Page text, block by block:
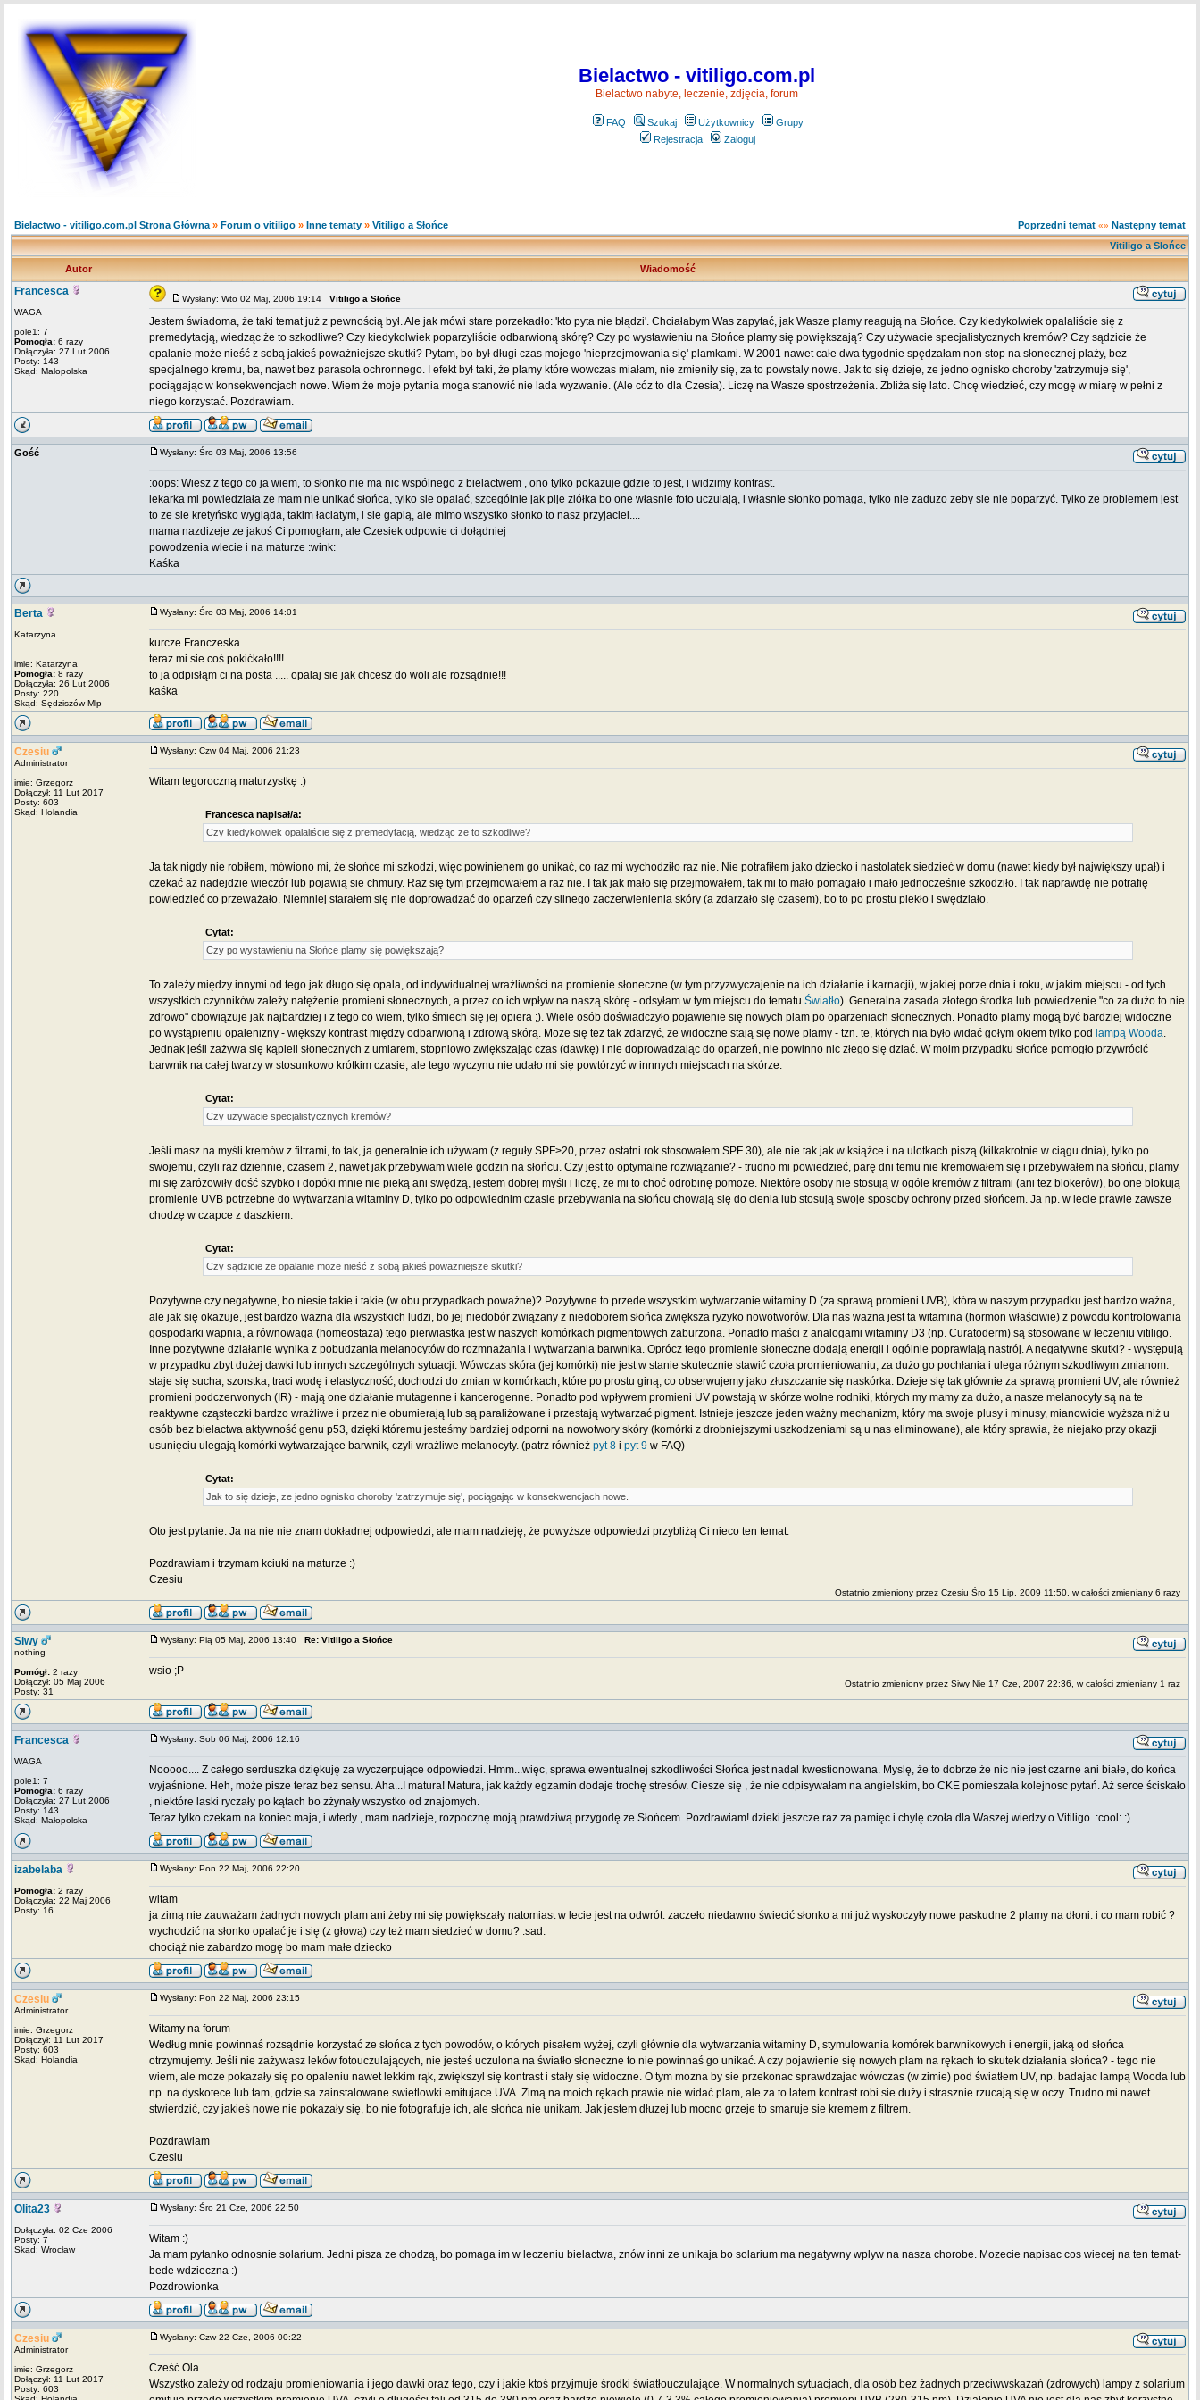
Bielactwo - vitiligo.com.pl
Bielactwo nabyte, leczenie, zdjęcia, forum
FAQ Szukaj Użytkownicy
Grupy
Rejestracja
Zaloguj
Bielactwo - vitiligo.com.pl Strona Główna » Forum o vitiligo » Inne tematy » Vitiligo a Słońce Poprzedni temat «» Następny temat
Vitiligo a Słońce
Autor Wiadomość
Francesca
WAGA
pole1: 7
Pomogła: 6 razy
Dołączyła: 27 Lut 2006
Posty: 143
Skąd: Małopolska
Wysłany: Wto 02 Maj, 2006 19:14 Vitiligo a Słońce
Jestem świadoma, że taki temat już z pewnością był. Ale jak mówi stare porzekadło: 'kto pyta nie błądzi'. Chciałabym Was zapytać, jak Wasze plamy reagują na Słońce. Czy kiedykolwiek opalaliście się z
premedytacją, wiedząc że to szkodliwe? Czy kiedykolwiek poparzyliście odbarwioną skórę? Czy po wystawieniu na Słońce plamy się powiększają? Czy używacie specjalistycznych kremów? Czy sądzicie że
opalanie może nieść z sobą jakieś poważniejsze skutki? Pytam, bo był długi czas mojego 'nieprzejmowania się' plamkami. W 2001 nawet całe dwa tygodnie spędzałam non stop na słonecznej plaży, bez
specjalnego kremu, ba, nawet bez parasola ochronnego. I efekt był taki, że plamy które wowczas miałam, nie zmienily się, za to powstaly nowe. Jak to się dzieje, ze jedno ognisko choroby 'zatrzymuje się',
pociągając w konsekwencjach nowe. Wiem że moje pytania moga stanowić nie lada wyzwanie. (Ale cóz to dla Czesia). Liczę na Wasze spostrzeżenia. Zbliża się lato. Chcę wiedzieć, czy mogę w miarę w pełni z
niego korzystać. Pozdrawiam.
Gość Wysłany: Śro 03 Maj, 2006 13:56
:oops: Wiesz z tego co ja wiem, to słonko nie ma nic wspólnego z bielactwem , ono tylko pokazuje gdzie to jest, i widzimy kontrast.
lekarka mi powiedziała ze mam nie unikać słońca, tylko sie opalać, szcególnie jak pije ziółka bo one własnie foto uczulają, i własnie słonko pomaga, tylko nie zaduzo zeby sie nie poparzyć. Tylko ze problemem jest
to ze sie kretyńsko wygląda, takim łaciatym, i sie gapią, ale mimo wszystko słonko to nasz przyjaciel....
mama nazdizeje ze jakoś Ci pomogłam, ale Czesiek odpowie ci dołądniej
powodzenia wlecie i na maturze :wink:
Kaśka
Berta
Katarzyna
imie: Katarzyna
Pomogła: 8 razy
Dołączyła: 26 Lut 2006
Posty: 220
Skąd: Sędziszów Młp
Wysłany: Śro 03 Maj, 2006 14:01
kurcze Franczeska
teraz mi sie coś pokićkało!!!!
to ja odpisłąm ci na posta ..... opalaj sie jak chcesz do woli ale rozsądnie!!!
kaśka
Czesiu
Administrator
imie: Grzegorz
Dołączył: 11 Lut 2017
Posty: 603
Skąd: Holandia
Wysłany: Czw 04 Maj, 2006 21:23
Witam tegoroczną maturzystkę :)
Francesca napisał/a:
Czy kiedykolwiek opalaliście się z premedytacją, wiedząc że to szkodliwe?
Ja tak nigdy nie robiłem, mówiono mi, że słońce mi szkodzi, więc powinienem go unikać, co raz mi wychodziło raz nie. Nie potrafiłem jako dziecko i nastolatek siedzieć w domu (nawet kiedy był największy upał) i
czekać aż nadejdzie wieczór lub pojawią sie chmury. Raz się tym przejmowałem a raz nie. I tak jak mało się przejmowałem, tak mi to mało pomagało i mało jednocześnie szkodziło. I tak naprawdę nie potrafię
powiedzieć co przeważało. Niemniej starałem się nie doprowadzać do oparzeń czy silnego zaczerwienienia skóry (a zdarzało się czasem), bo to po prostu piekło i swędziało.
Cytat:
Czy po wystawieniu na Słońce plamy się powiększają?
To zależy między innymi od tego jak długo się opala, od indywidualnej wrażliwości na promienie słoneczne (w tym przyzwyczajenie na ich działanie i karnacji), w jakiej porze dnia i roku, w jakim miejscu - od tych
wszystkich czynników zależy natężenie promieni słonecznych, a przez co ich wpływ na naszą skórę - odsyłam w tym miejscu do tematu Światło). Generalna zasada złotego środka lub powiedzenie "co za dużo to nie
zdrowo" obowiązuje jak najbardziej i z tego co wiem, tylko śmiech się jej opiera ;). Wiele osób doświadczyło pojawienie się nowych plam po oparzeniach słonecznych. Ponadto plamy mogą być bardziej widoczne
po wystąpieniu opalenizny - większy kontrast między odbarwioną i zdrową skórą. Może się też tak zdarzyć, że widoczne stają się nowe plamy - tzn. te, których nia było widać gołym okiem tylko pod lampą Wooda.
Jednak jeśli zażywa się kąpieli słonecznych z umiarem, stopniowo zwiększając czas (dawkę) i nie doprowadzając do oparzeń, nie powinno nic złego się dziać. W moim przypadku słońce pomogło przywrócić
barwnik na całej twarzy w stosunkowo krótkim czasie, ale tego wyczynu nie udało mi się powtórzyć w innnych miejscach na skórze.
Cytat:
Czy używacie specjalistycznych kremów?
Jeśli masz na myśli kremów z filtrami, to tak, ja generalnie ich używam (z reguły SPF>20, przez ostatni rok stosowałem SPF 30), ale nie tak jak w książce i na ulotkach piszą (kilkakrotnie w ciągu dnia), tylko po
swojemu, czyli raz dziennie, czasem 2, nawet jak przebywam wiele godzin na słońcu. Czy jest to optymalne rozwiązanie? - trudno mi powiedzieć, parę dni temu nie kremowałem się i przebywałem na słońcu, plamy
mi się zaróżowiły dość szybko i dopóki mnie nie pieką ani swędzą, jestem dobrej myśli i liczę, że mi to choć odrobinę pomoże. Niektóre osoby nie stosują w ogóle kremów z filtrami (ani też blokerów), bo one blokują
promienie UVB potrzebne do wytwarzania witaminy D, tylko po odpowiednim czasie przebywania na słońcu chowają się do cienia lub stosują swoje sposoby ochrony przed słońcem. Ja np. w lecie prawie zawsze
chodzę w czapce z daszkiem.
Cytat:
Czy sądzicie że opalanie może nieść z sobą jakieś poważniejsze skutki?
Pozytywne czy negatywne, bo niesie takie i takie (w obu przypadkach poważne)? Pozytywne to przede wszystkim wytwarzanie witaminy D (za sprawą promieni UVB), która w naszym przypadku jest bardzo ważna,
ale jak się okazuje, jest bardzo ważna dla wszystkich ludzi, bo jej niedobór związany z niedoborem słońca zwiększa ryzyko nowotworów. Dla nas ważna jest ta witamina (hormon właściwie) z powodu kontrolowania
gospodarki wapnia, a równowaga (homeostaza) tego pierwiastka jest w naszych komórkach pigmentowych zaburzona. Ponadto maści z analogami witaminy D3 (np. Curatoderm) są stosowane w leczeniu vitiligo.
Inne pozytywne działanie wynika z pobudzania melanocytów do rozmnażania i wytwarzania barwnika. Oprócz tego promienie słoneczne dodają energii i ogólnie poprawiają nastrój. A negatywne skutki? - występują
w przypadku zbyt dużej dawki lub innych szczególnych sytuacji. Wówczas skóra (jej komórki) nie jest w stanie skutecznie stawić czoła promieniowaniu, za dużo go pochłania i ulega różnym szkodliwym zmianom:
staje się sucha, szorstka, traci wodę i elastyczność, dochodzi do zmian w komórkach, które po prostu giną, co obserwujemy jako złuszczanie się naskórka. Dzieje się tak głównie za sprawą promieni UV, ale również
promieni podczerwonych (IR) - mają one działanie mutagenne i kancerogenne. Ponadto pod wpływem promieni UV powstają w skórze wolne rodniki, których my mamy za dużo, a nasze melanocyty są na te
reaktywne cząsteczki bardzo wrażliwe i przez nie obumierają lub są paraliżowane i przestają wytwarzać pigment. Istnieje jeszcze jeden ważny mechanizm, który ma swoje plusy i minusy, mianowicie wyższa niż u
osób bez bielactwa aktywność genu p53, dzięki któremu jesteśmy bardziej odporni na nowotwory skóry (komórki z drobniejszymi uszkodzeniami są u nas eliminowane), ale który sprawia, że niejako przy okazji
usunięciu ulegają komórki wytwarzające barwnik, czyli wrażliwe melanocyty. (patrz również pyt 8 i pyt 9 w FAQ)
Cytat:
Jak to się dzieje, ze jedno ognisko choroby 'zatrzymuje się', pociągając w konsekwencjach nowe.
Oto jest pytanie. Ja na nie nie znam dokładnej odpowiedzi, ale mam nadzieję, że powyższe odpowiedzi przybliżą Ci nieco ten temat.
Pozdrawiam i trzymam kciuki na maturze :)
Czesiu
Ostatnio zmieniony przez Czesiu Śro 15 Lip, 2009 11:50, w całości zmieniany 6 razy
Siwy
nothing
Pomógł: 2 razy
Dołączył: 05 Maj 2006
Posty: 31
Wysłany: Pią 05 Maj, 2006 13:40 Re: Vitiligo a Słońce
wsio ;P
Ostatnio zmieniony przez Siwy Nie 17 Cze, 2007 22:36, w całości zmieniany 1 raz
Francesca
WAGA
pole1: 7
Pomogła: 6 razy
Dołączyła: 27 Lut 2006
Posty: 143
Skąd: Małopolska
Wysłany: Sob 06 Maj, 2006 12:16
Nooooo.... Z całego serduszka dziękuję za wyczerpujące odpowiedzi. Hmm...więc, sprawa ewentualnej szkodliwości Słońca jest nadal kwestionowana. Myslę, że to dobrze że nic nie jest czarne ani białe, do końca
wyjaśnione. Heh, może pisze teraz bez sensu. Aha...I matura! Matura, jak każdy egzamin dodaje trochę stresów. Ciesze się , że nie odpisywałam na angielskim, bo CKE pomieszała kolejnosc pytań. Aż serce ściskało
, niektóre laski ryczały po kątach bo zżynały wszystko od znajomych.
Teraz tylko czekam na koniec maja, i wtedy , mam nadzieje, rozpocznę moją prawdziwą przygodę ze Słońcem. Pozdrawiam! dzieki jeszcze raz za pamięc i chylę czoła dla Waszej wiedzy o Vitiligo. :cool: :)
izabelaba
Pomogła: 2 razy
Dołączyła: 22 Maj 2006
Posty: 16
Wysłany: Pon 22 Maj, 2006 22:20
witam
ja zimą nie zauważam żadnych nowych plam ani żeby mi się powiększały natomiast w lecie jest na odwrót. zaczeło niedawno świecić słonko a mi już wyskoczyły nowe paskudne 2 plamy na dłoni. i co mam robić ?
wychodzić na słonko opalać je i się (z głową) czy też mam siedzieć w domu? :sad:
chociąż nie zabardzo mogę bo mam małe dziecko
Czesiu
Administrator
imie: Grzegorz
Dołączył: 11 Lut 2017
Posty: 603
Skąd: Holandia
Wysłany: Pon 22 Maj, 2006 23:15
Witamy na forum
Według mnie powinnaś rozsądnie korzystać ze słońca z tych powodów, o których pisałem wyżej, czyli głównie dla wytwarzania witaminy D, stymulowania komórek barwnikowych i energii, jaką od słońca
otrzymujemy. Jeśli nie zażywasz leków fotouczulających, nie jesteś uczulona na światło słoneczne to nie powinnaś go unikać. A czy pojawienie się nowych plam na rękach to skutek działania słońca? - tego nie
wiem, ale moze pokazały się po opaleniu nawet lekkim rąk, zwiększyl się kontrast i stały się widoczne. O tym mozna by sie przekonac sprawdzajac wówczas (w zimie) pod światłem UV, np. badajac lampą Wooda lub
np. na dyskotece lub tam, gdzie sa zainstalowane swietlowki emitujace UVA. Zimą na moich rękach prawie nie widać plam, ale za to latem kontrast robi sie duży i strasznie rzucają się w oczy. Trudno mi nawet
stwierdzić, czy jakieś nowe nie pokazały się, bo nie fotografuje ich, ale słońca nie unikam. Jak jestem dłuzej lub mocno grzeje to smaruje sie kremem z filtrem.
Pozdrawiam
Czesiu
Olita23
Dołączyła: 02 Cze 2006
Posty: 7
Skąd: Wrocław
Wysłany: Śro 21 Cze, 2006 22:50
Witam :)
Ja mam pytanko odnosnie solarium. Jedni pisza ze chodzą, bo pomaga im w leczeniu bielactwa, znów inni ze unikaja bo solarium ma negatywny wplyw na nasza chorobe. Mozecie napisac cos wiecej na ten temat-
bede wdzieczna :)
Pozdrowionka
Czesiu
Administrator
imie: Grzegorz
Dołączył: 11 Lut 2017
Posty: 603
Wysłany: Czw 22 Cze, 2006 00:22
Cześć Ola
Wszystko zależy od rodzaju promieniowania i jego dawki oraz tego, czy i jakie ktoś przyjmuje środki światłouczulające. W normalnych sytuacjach, dla osób bez żadnych przeciwwskazań (zdrowych) lampy z solarium